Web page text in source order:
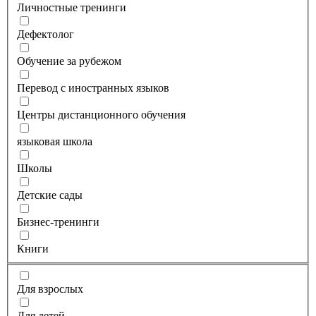
Личностные тренинги
Дефектолог
Обучение за рубежом
Перевод с иностранных языков
Центры дистанционного обучения
языковая школа
Школы
Детские сады
Бизнес-тренинги
Книги
Для взрослых